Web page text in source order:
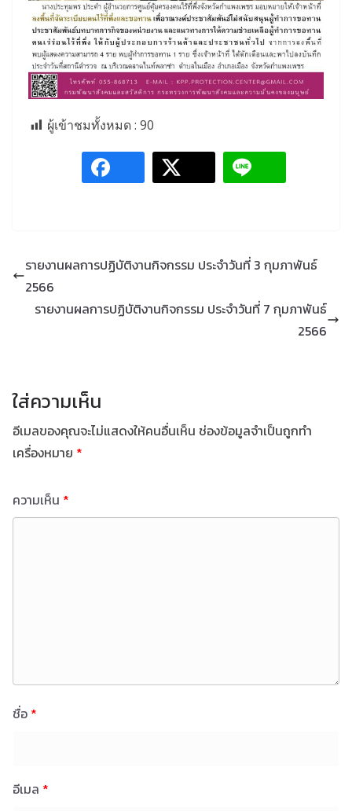
ผู้เข้าชมทั้งหมด : 90
รายงานผลการปฏิบัติงานกิจกรรม ประจำวันที่ 3 กุมภาพันธ์
2566
รายงานผลการปฏิบัติงานกิจกรรม ประจำวันที่ 7 กุมภาพันธ์
2566
ใส่ความเห็น
อีเมลของคุณจะไม่แสดงให้คนอื่นเห็น ช่องข้อมูลจำเป็นถูกทำ
เครื่องหมาย *
ความเห็น *
ชื่อ *
อีเมล *